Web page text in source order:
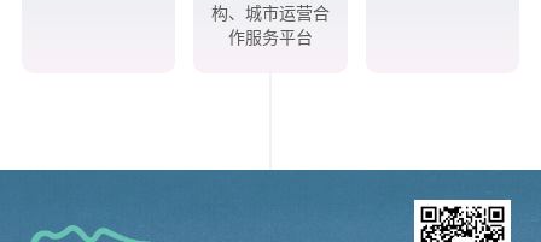
构、城市运营合
作服务平台